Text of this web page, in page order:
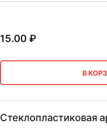
15.00₽
В
Стеклопластиковая